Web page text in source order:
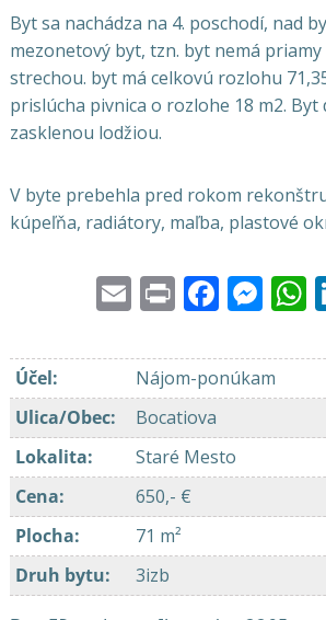
Byt sa nachádza na 4. poschodí, nad
mezonetový byt, tzn. byt nemá
strechou. byt má celkovú rozlohu
prislúcha pivnica o rozlohe 18 m2. Byt
zasklenou lodžiou.
V byte prebehla pred rokom
kúpeľňa, radiátory, maľba, plastové
EmailPrint
Účel:
Nájom-ponúkam
Ulica/Obec:
Bocatiova
Lokalita:
Staré Mesto
Cena:
650,- €
Plocha:
71 m²
Druh bytu: 3izb